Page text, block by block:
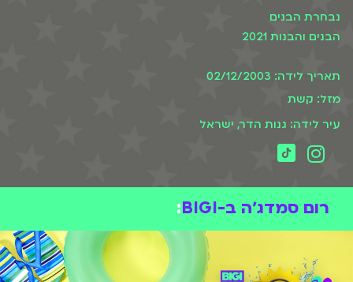
נבחרת הבנים
הבנים והבנות 2021
תאריך לידה: 02/12/2003
מזל: קשת
עיר לידה: גנות הדר, ישראל
רום סמדג׳ה ב-BIGI :